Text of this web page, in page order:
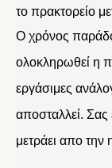
το πρακτορείο
Ο χρόνος
ολοκληρωθεί η
εργάσιμες
αποσταλλεί.
μετράει απο την